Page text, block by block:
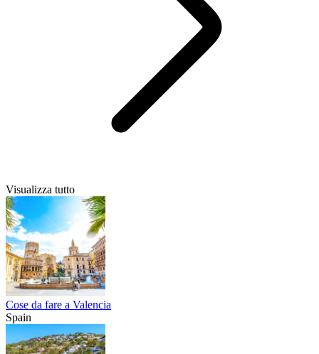
Visualizza tutto
Cose da fare a Valencia
Spain